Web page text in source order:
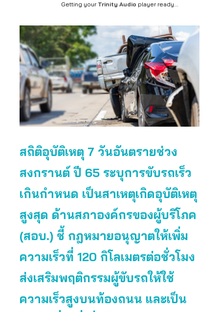
Getting your Trinity Audio player ready...
สถิติอุบัติเหตุ 7 วันอันตรายช่วง
สงกรานต์ ปี 65 ระบุการขับรถเร็ว
เกินกำหนด เป็นสาเหตุเกิดอุบัติเหตุ
สูงสุด ด้านสภาองค์กรของผู้บริโภค
(สอบ.) ชี้ กฎหมายอนุญาตให้เพิ่ม
ความเร็วที่ 120 กิโลเมตรต่อชั่วโมง
ส่งเสริมพฤติกรรมผู้ขับรถให้ใช้
ความเร็วสูงบนท้องถนน และเป็น